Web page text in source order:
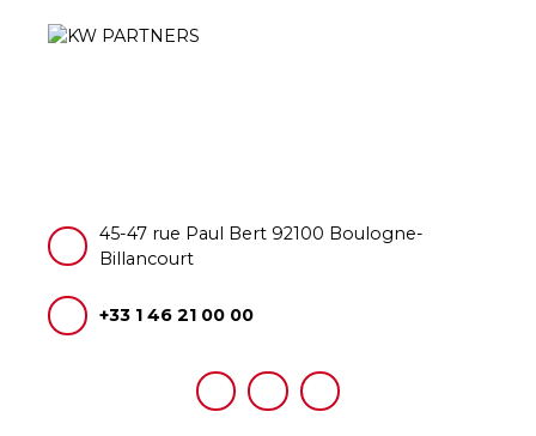
45-47 rue Paul Bert 92100 Boulogne-
Billancourt
+33 1 46 21 00 00